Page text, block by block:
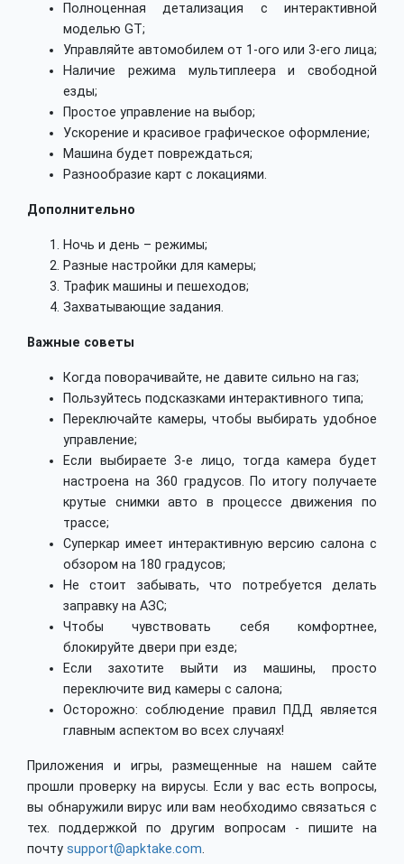
Полноценная детализация с интерактивной
моделью GT;
Управляйте автомобилем от 1-ого или 3-его лица;
Наличие режима мультиплеера и свободной
езды;
Простое управление на выбор;
Ускорение и красивое графическое оформление;
Машина будет повреждаться;
Разнообразие карт с локациями.
Дополнительно
Ночь и день – режимы;
Разные настройки для камеры;
Трафик машины и пешеходов;
Захватывающие задания.
Важные советы
Когда поворачивайте, не давите сильно на газ;
Пользуйтесь подсказками интерактивного типа;
Переключайте камеры, чтобы выбирать удобное
управление;
Если выбираете 3-е лицо, тогда камера будет
настроена на 360 градусов. По итогу получаете
крутые снимки авто в процессе движения по
трассе;
Суперкар имеет интерактивную версию салона с
обзором на 180 градусов;
Не стоит забывать, что потребуется делать
заправку на АЗС;
Чтобы чувствовать себя комфортнее,
блокируйте двери при езде;
Если захотите выйти из машины, просто
переключите вид камеры с салона;
Осторожно: соблюдение правил ПДД является
главным аспектом во всех случаях!
Приложения и игры, размещенные на нашем сайте
прошли проверку на вирусы. Если у вас есть вопросы,
вы обнаружили вирус или вам необходимо связаться с
тех. поддержкой по другим вопросам - пишите на
почту support@apktake.com.